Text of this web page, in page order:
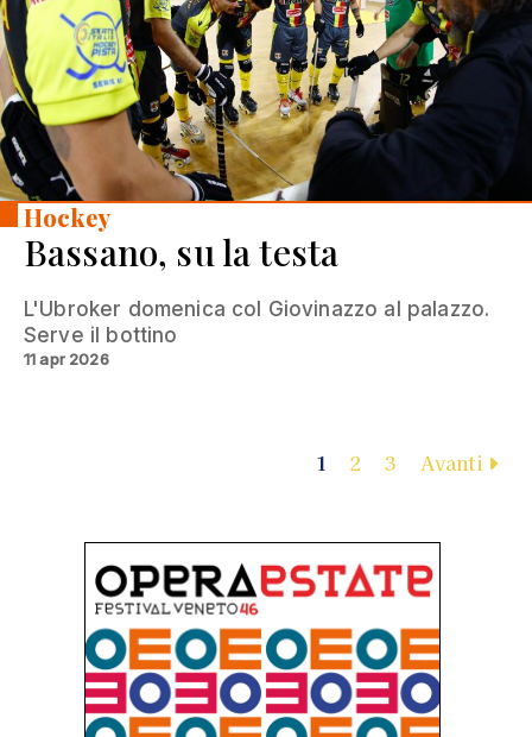
Hockey
Bassano, su la testa
L'Ubroker domenica col Giovinazzo al palazzo.
Serve il bottino
11 apr 2026
1 2 3 Avanti